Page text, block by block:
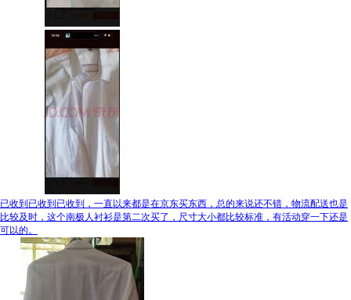
已收到已收到已收到，一直以来都是在京东买东西，总的来说还不错，物流配送也是
比较及时，这个南极人衬衫是第二次买了，尺寸大小都比较标准，有活动穿一下还是
可以的。